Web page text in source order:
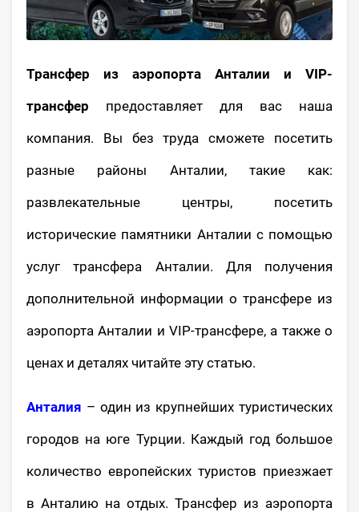
Трансфер из аэропорта Анталии и VIP-
трансфер предоставляет для вас наша
компания. Вы без труда сможете посетить
разные районы Анталии, такие как:
развлекательные центры, посетить
исторические памятники Анталии с помощью
услуг трансфера Анталии. Для получения
дополнительной информации о трансфере из
аэропорта Анталии и VIP-трансфере, а также о
ценах и деталях читайте эту статью.
Анталия – один из крупнейших туристических
городов на юге Турции. Каждый год большое
количество европейских туристов приезжает
в Анталию на отдых. Трансфер из аэропорта